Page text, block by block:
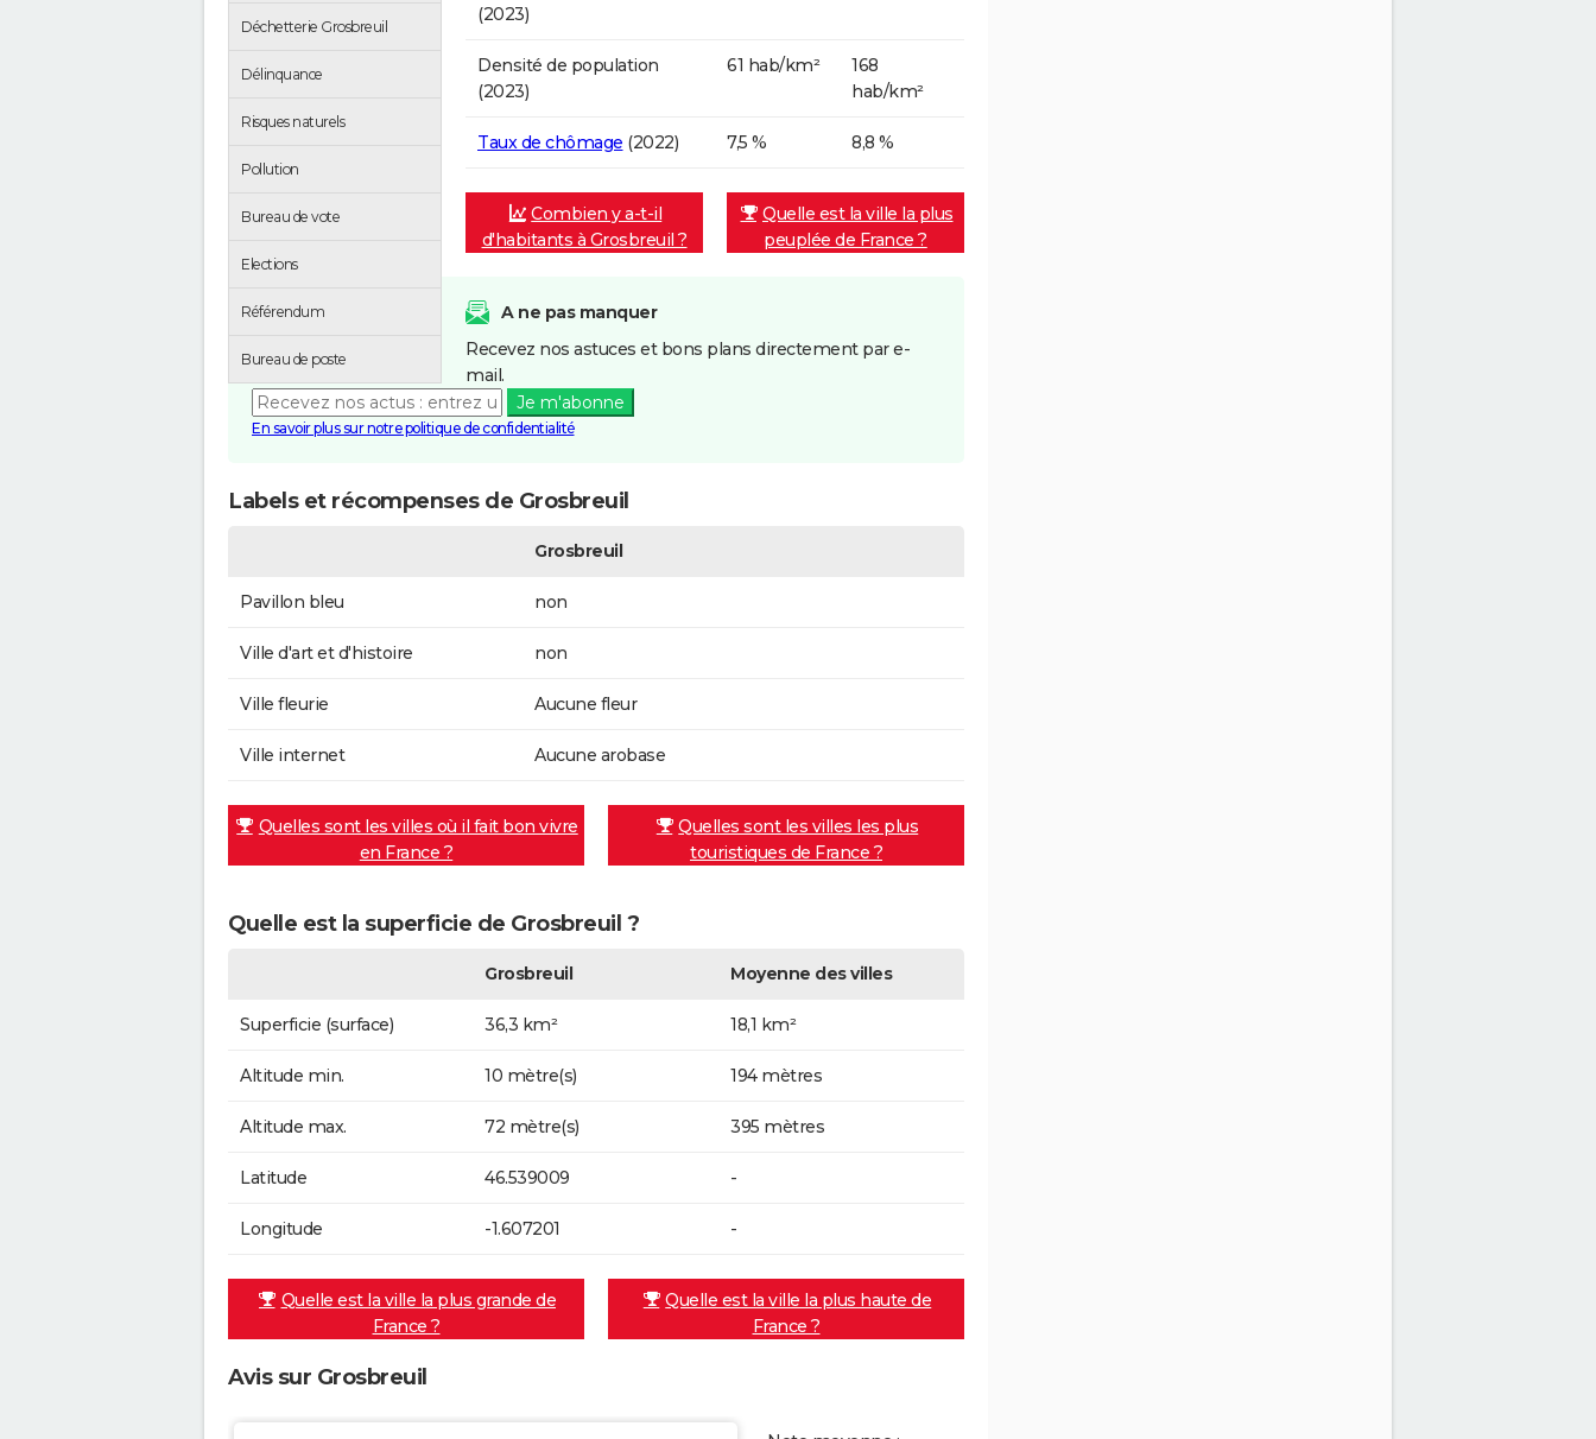
Déchetterie Grosbreuil
Délinquance
Risques naturels
Pollution
Bureau de vote
Elections
Référendum
Bureau de poste
(2023)
Densité de population
(2023)
61 hab/km²
168
hab/km²
Taux de chômage (2022) 7,5 % 8,8 %
Combien y a-t-il
d'habitants à Grosbreuil ?
Quelle est la ville la plus
peuplée de France ?
A ne pas manquer
Recevez nos astuces et bons plans directement par e-
mail.
Je m'abonne
En savoir plus sur notre politique de confidentialité
Labels et récompenses de Grosbreuil
Grosbreuil
Pavillon bleu non
Ville d'art et d'histoire non
Ville fleurie Aucune fleur
Ville internet Aucune arobase
Quelles sont les villes où il fait bon vivre
en France ?
Quelles sont les villes les plus
touristiques de France ?
Quelle est la superficie de Grosbreuil ?
Grosbreuil Moyenne des villes
Superficie (surface) 36,3 km² 18,1 km²
Altitude min. 10 mètre(s) 194 mètres
Altitude max. 72 mètre(s) 395 mètres
Latitude 46.539009 -
Longitude -1.607201 -
Quelle est la ville la plus grande de
France ?
Quelle est la ville la plus haute de
France ?
Avis sur Grosbreuil